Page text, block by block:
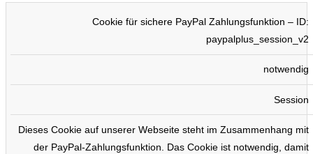
Cookie für sichere PayPal Zahlungsfunktion – ID:
paypalplus_session_v2
notwendig
Session
Dieses Cookie auf unserer Webseite steht im Zusammenhang mit
der PayPal-Zahlungsfunktion. Das Cookie ist notwendig, damit